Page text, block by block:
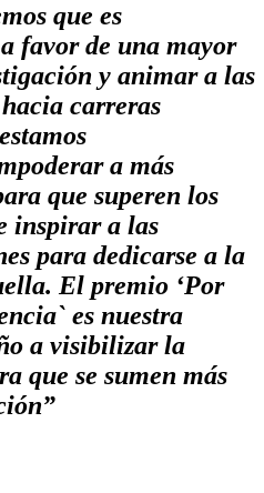
que es
favor de una mayor
y animar a las
carreras
a más
que superen los
inspirar a las
para dedicarse a la
El premio ‘Por
es nuestra
a visibilizar la
que se sumen más